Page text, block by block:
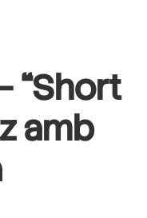
“Short
amb